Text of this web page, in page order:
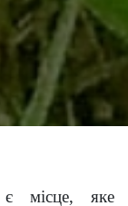
є місце, яке